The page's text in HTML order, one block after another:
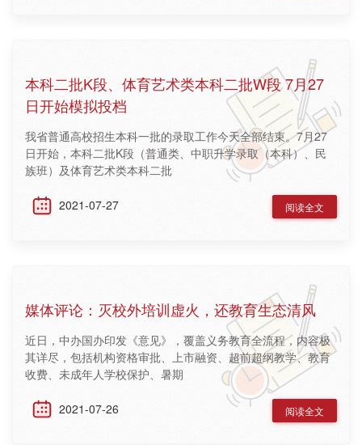
本科二批K段、体育艺术类本科二批W段 7月27
日开始模拟投档
我省普通高校招生本科一批的录取工作今天全部结束。7月27
日开始，本科二批K段（普通类、中职升学录取（本科）、民
族班）及体育艺术类本科二批
2021-07-27 阅读全文
媒体评论：灭校外培训虚火，还教育生态清风
近日，中办国办印发《意见》，覆盖义务教育全流程，内容极
其详尽，包括机构资格审批、上市融资、超前超纲教学、教育
收费、未成年人学校保护、暑期
2021-07-26 阅读全文